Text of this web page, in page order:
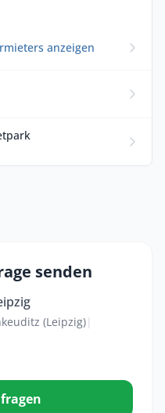
anzeigen
senden
(Leipzig)|